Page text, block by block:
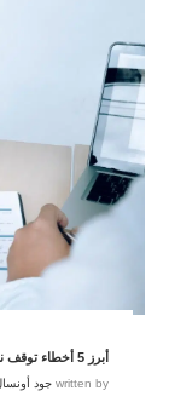
أبرز 5 أخطاء توقف نمو الشركات الناشئة
written by جود